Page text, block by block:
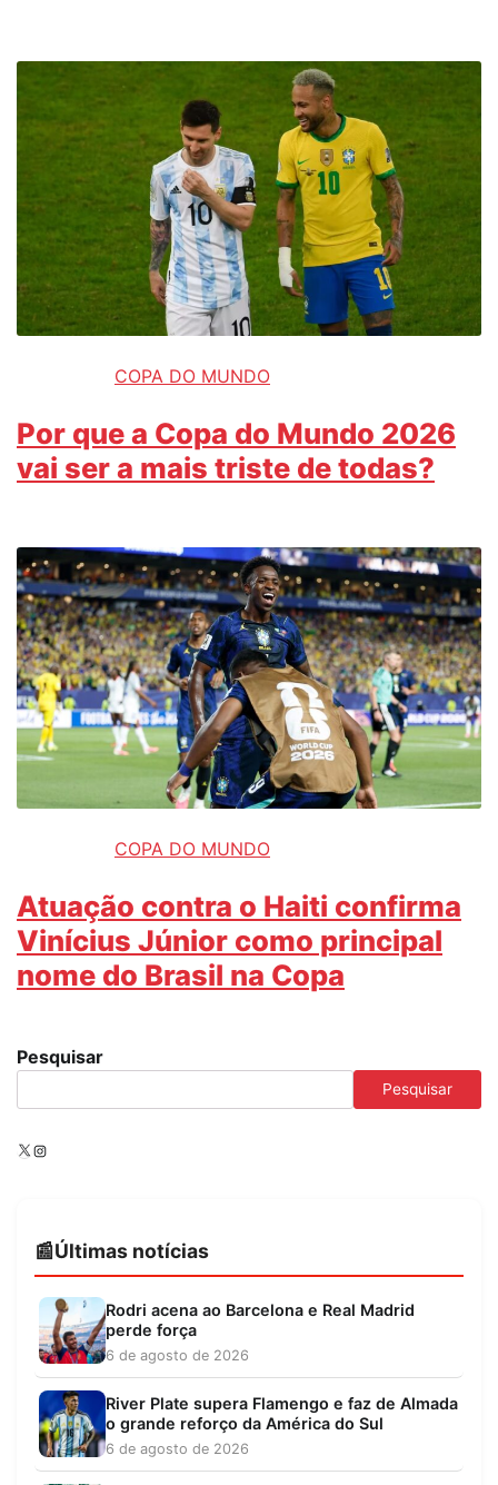
COPA DO MUNDO
Por que a Copa do Mundo 2026
vai ser a mais triste de todas?
COPA DO MUNDO
Atuação contra o Haiti confirma
Vinícius Júnior como principal
nome do Brasil na Copa
Pesquisar
Pesquisar
X Instagram
Últimas notícias
Rodri acena ao Barcelona e Real Madrid
perde força
6 de agosto de 2026
River Plate supera Flamengo e faz de Almada
o grande reforço da América do Sul
6 de agosto de 2026